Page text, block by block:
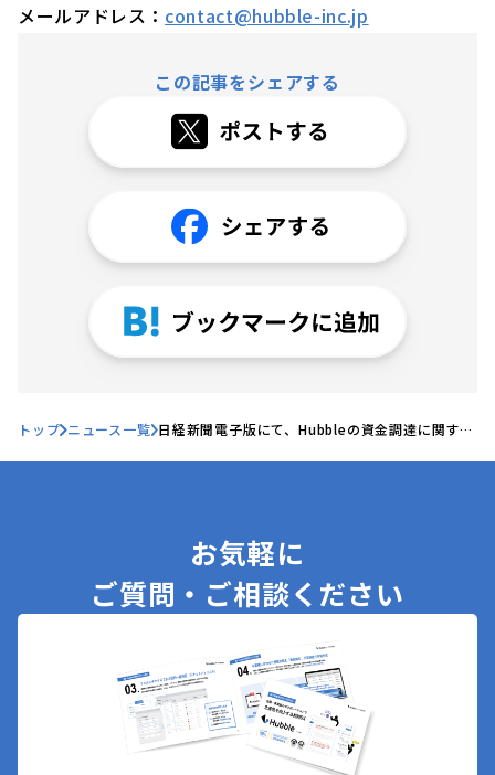
メールアドレス： contact@hubble-inc.jp
この記事をシェアする
トップ ニュース一覧 日経新聞電子版にて、Hubbleの資金調達に関する
お気軽に
ご質問・ご相談ください